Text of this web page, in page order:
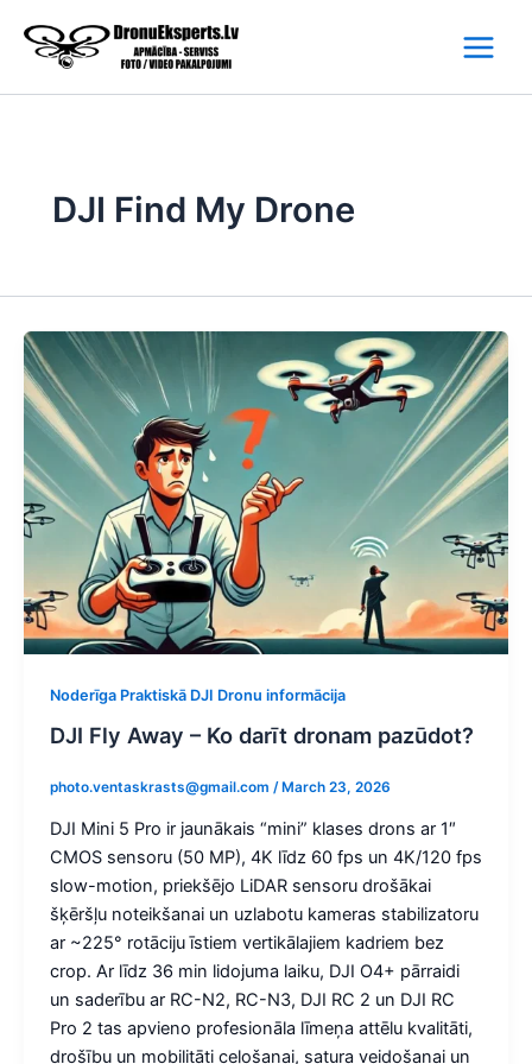
content
DJI Find My Drone
Noderīga Praktiskā DJI Dronu informācija
DJI Fly Away – Ko darīt dronam pazūdot?
photo.ventaskrasts@gmail.com / March 23, 2026
DJI Mini 5 Pro ir jaunākais “mini” klases drons ar 1″
CMOS sensoru (50 MP), 4K līdz 60 fps un 4K/120 fps
slow-motion, priekšējo LiDAR sensoru drošākai
šķēršļu noteikšanai un uzlabotu kameras stabilizatoru
ar ~225° rotāciju īstiem vertikālajiem kadriem bez
crop. Ar līdz 36 min lidojuma laiku, DJI O4+ pārraidi
un saderību ar RC-N2, RC-N3, DJI RC 2 un DJI RC
Pro 2 tas apvieno profesionāla līmeņa attēlu kvalitāti,
drošību un mobilitāti ceļošanai, satura veidošanai un